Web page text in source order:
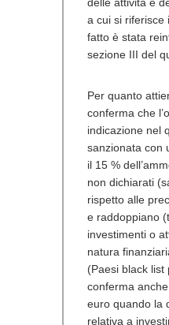
a cui si riferisce
fatto è stata
sezione III del
Per quanto
conferma che
indicazione nel
sanzionata con
il 15 %
non dichiarati
rispetto alle
e raddoppiano
investimenti o
natura
(Paesi black list
conferma
euro quando la
relativa a